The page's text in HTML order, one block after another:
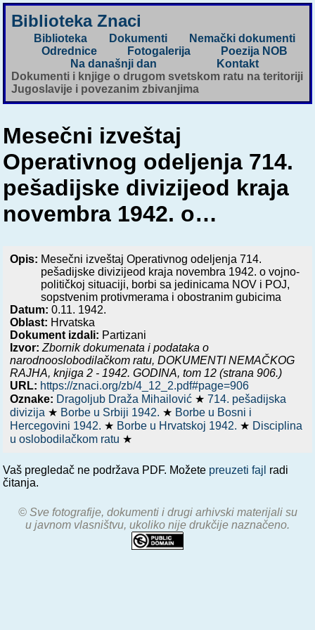
Biblioteka Znaci
Biblioteka Dokumenti
Nemački dokumenti
Odrednice
Fotogalerija
Poezija NOB
Na današnji dan
Kontakt
Dokumenti i knjige o drugom svetskom ratu na teritoriji
Jugoslavije i povezanim zbivanjima
Mesečni izveštaj
Operativnog odeljenja 714.
pešadijske divizijeod kraja
novembra 1942. o…
Opis: Mesečni izveštaj Operativnog odeljenja 714.
pešadijske divizijeod kraja novembra 1942. o vojno-
političkoj situaciji, borbi sa jedinicama NOV i POJ,
sopstvenim protivmerama i obostranim gubicima
Datum:0.11. 1942.
Oblast: Hrvatska
Dokument izdali: Partizani
Izvor: Zbornik dokumenata i podataka o
narodnooslobodilačkom ratu,DOKUMENTI NEMAČKOG
RAJHA, knjiga 2 - 1942. GODINA, tom 12 (strana 906.)
URL: https://znaci.org/zb/4_12_2.pdf#page=906
Oznake: Dragoljub Draža Mihailović ★714. pešadijska
divizija ★ Borbe u Srbiji 1942. ★ Borbe u Bosni i
Hercegovini 1942. ★ Borbe u Hrvatskoj 1942. ★ Disciplina
u oslobodilačkom ratu ★
Vaš pregledač ne podržava PDF. Možete preuzeti fajl radi
čitanja.
© Sve fotografije, dokumenti i drugi arhivski materijali su
u javnom vlasništvu, ukoliko nije drukčije naznačeno.